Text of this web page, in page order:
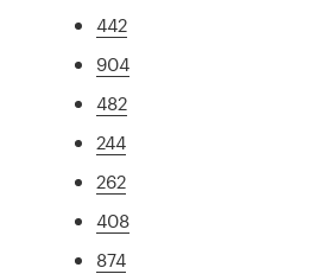
442
904
482
244
262
408
874